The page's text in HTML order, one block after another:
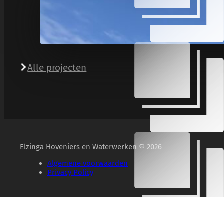
Alle projecten
Elzinga Hoveniers en Waterwerken © 2026
Algemene voorwaarden
Privacy Policy